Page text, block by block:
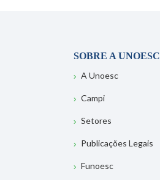
SOBRE A UNOESC
A Unoesc
Campi
Setores
Publicações Legais
Funoesc